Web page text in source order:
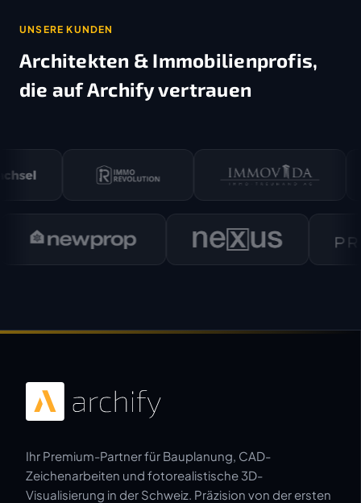
UNSERE KUNDEN
Architekten & Immobilienprofis,
die auf Archify vertrauen
Ihr Premium-Partner für Bauplanung, CAD-
Zeichenarbeiten und fotorealistische 3D-
Visualisierung in der Schweiz. Präzision von der ersten